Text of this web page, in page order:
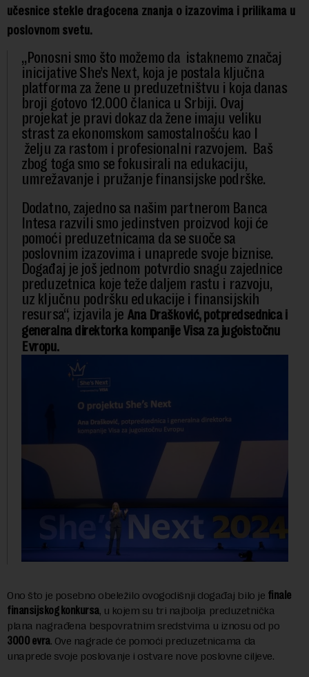
učesnice stekle dragocena znanja o izazovima i prilikama u
poslovnom svetu.
„Ponosni smo što možemo da istaknemo značaj
inicijative She’s Next, koja je postala ključna
platforma za žene u preduzetništvu i koja danas
broji gotovo 12.000 članica u Srbiji. Ovaj
projekat je pravi dokaz da žene imaju veliku
strast za ekonomskom samostalnošću kao I
želju za rastom i profesionalni razvojem. Baš
zbog toga smo se fokusirali na edukaciju,
umrežavanje i pružanje finansijske podrške.
Dodatno, zajedno sa našim partnerom Banca
Intesa razvili smo jedinstven proizvod koji će
pomoći preduzetnicama da se suoče sa
poslovnim izazovima i unaprede svoje biznise.
Događaj je još jednom potvrdio snagu zajednice
preduzetnica koje teže daljem rastu i razvoju,
uz ključnu podršku edukacije i finansijskih
resursa“, izjavila je Ana Drašković, potpredsednica i
generalna direktorka kompanije Visa za jugoistočnu
Evropu.
Ono što je posebno obeležilo ovogodišnji događaj bilo je finale
finansijskog konkursa, u kojem su tri najbolja preduzetnička
plana nagrađena bespovratnim sredstvima u iznosu od po
3000 evra. Ove nagrade će pomoći preduzetnicama da
unaprede svoje poslovanje i ostvare nove poslovne ciljeve.